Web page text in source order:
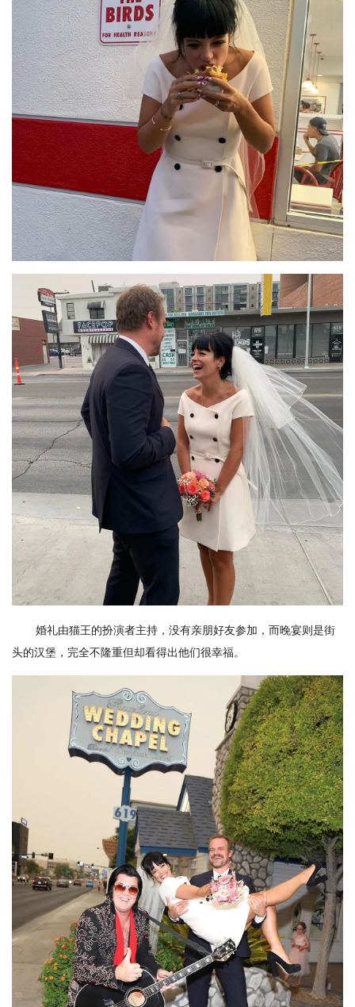
婚礼由猫王的扮演者主持，没有亲朋好友参加，而晚宴则是街
头的汉堡，完全不隆重但却看得出他们很幸福。